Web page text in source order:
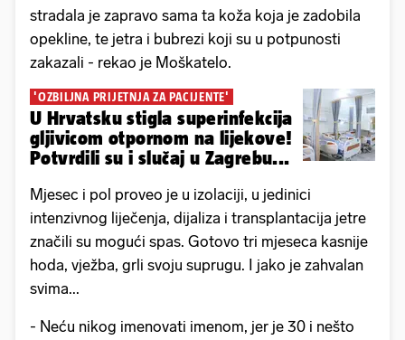
stradala je zapravo sama ta koža koja je zadobila
opekline, te jetra i bubrezi koji su u potpunosti
zakazali - rekao je Moškatelo.
'OZBILJNA PRIJETNJA ZA PACIJENTE'
U Hrvatsku stigla superinfekcija
gljivicom otpornom na lijekove!
Potvrdili su i slučaj u Zagrebu...
Mjesec i pol proveo je u izolaciji, u jedinici
intenzivnog liječenja, dijaliza i transplantacija jetre
značili su mogući spas. Gotovo tri mjeseca kasnije
hoda, vježba, grli svoju suprugu. I jako je zahvalan
svima...
- Neću nikog imenovati imenom, jer je 30 i nešto